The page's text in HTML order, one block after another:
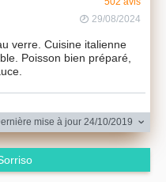
29/08/2024
verre. Cuisine italienne
Poisson bien préparé,
mise à jour 24/10/2019